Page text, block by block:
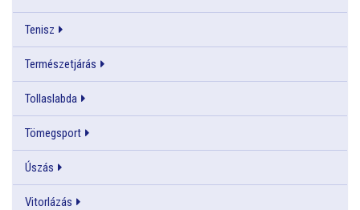
Tenisz
Természetjárás
Tollaslabda
Tömegsport
Úszás
Vitorlázás